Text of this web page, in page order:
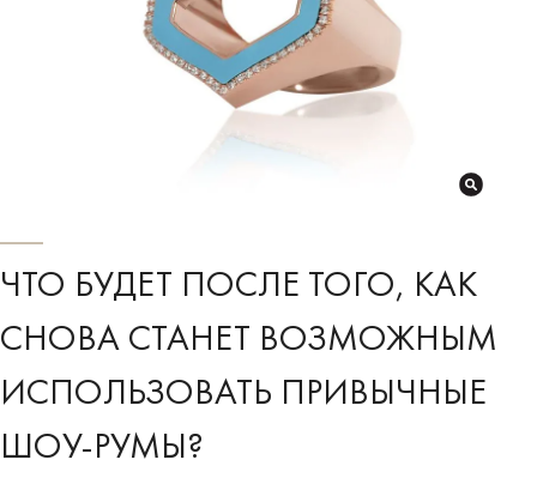
ЧТО БУДЕТ ПОСЛЕ ТОГО, КАК
СНОВА СТАНЕТ ВОЗМОЖНЫМ
ИСПОЛЬЗОВАТЬ ПРИВЫЧНЫЕ
ШОУ-РУМЫ?